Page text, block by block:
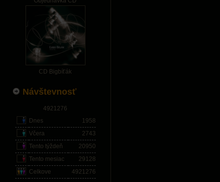
CD Bigbíťák
Návštevnosť
4921276
Dnes
1958
Včera
2743
Tento týždeň
20950
Tento mesiac
29128
Celkove
4921276